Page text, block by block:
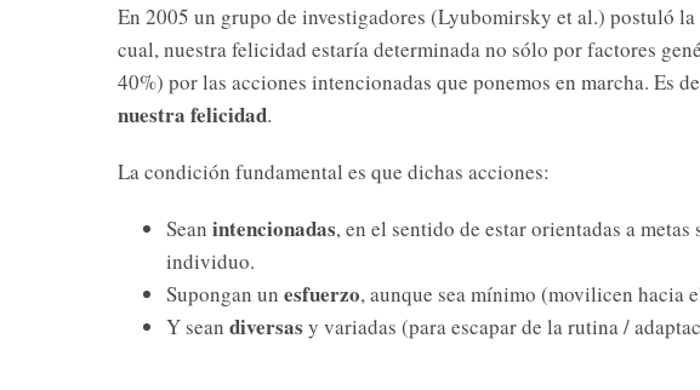
En 2005 un grupo de investigadores (Lyubomirsky et al.) postuló
cual, nuestra felicidad estaría determinada no sólo por factores
40%) por las acciones intencionadas que ponemos en marcha. Es
nuestra felicidad.
La condición fundamental es que dichas acciones:
Sean intencionadas, en el sentido de estar orientadas a
individuo.
Supongan un esfuerzo, aunque sea mínimo (movilicen hacia
Y sean diversas y variadas (para escapar de la rutina /